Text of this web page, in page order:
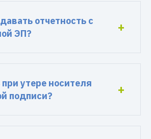
отчетность с
ЭП?
утере носителя
подписи?